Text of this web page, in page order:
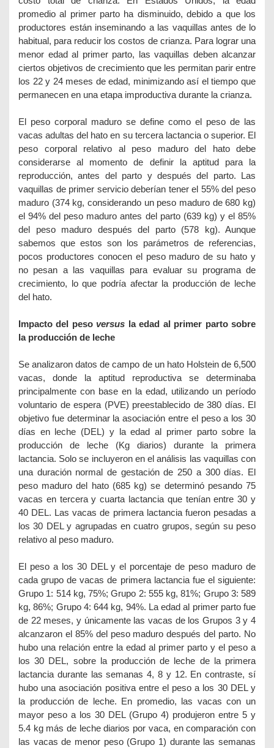
promedio al primer parto ha disminuido, debido a que los
productores están inseminando a las vaquillas antes de lo
habitual, para reducir los costos de crianza. Para lograr una
menor edad al primer parto, las vaquillas deben alcanzar
ciertos objetivos de crecimiento que les permitan parir entre
los 22 y 24 meses de edad, minimizando así el tiempo que
permanecen en una etapa improductiva durante la crianza.
El peso corporal maduro se define como el peso de las
vacas adultas del hato en su tercera lactancia o superior. El
peso corporal relativo al peso maduro del hato debe
considerarse al momento de definir la aptitud para la
reproducción, antes del parto y después del parto. Las
vaquillas de primer servicio deberían tener el 55% del peso
maduro (374 kg, considerando un peso maduro de 680 kg)
el 94% del peso maduro antes del parto (639 kg) y el 85%
del peso maduro después del parto (578 kg). Aunque
sabemos que estos son los parámetros de referencias,
pocos productores conocen el peso maduro de su hato y
no pesan a las vaquillas para evaluar su programa de
crecimiento, lo que podría afectar la producción de leche
del hato.
Impacto del peso versus la edad al primer parto sobre
la producción de leche
Se analizaron datos de campo de un hato Holstein de 6,500
vacas, donde la aptitud reproductiva se determinaba
principalmente con base en la edad, utilizando un período
voluntario de espera (PVE) preestablecido de 380 días. El
objetivo fue determinar la asociación entre el peso a los 30
días en leche (DEL) y la edad al primer parto sobre la
producción de leche (Kg diarios) durante la primera
lactancia. Solo se incluyeron en el análisis las vaquillas con
una duración normal de gestación de 250 a 300 días. El
peso maduro del hato (685 kg) se determinó pesando 75
vacas en tercera y cuarta lactancia que tenían entre 30 y
40 DEL. Las vacas de primera lactancia fueron pesadas a
los 30 DEL y agrupadas en cuatro grupos, según su peso
relativo al peso maduro.
El peso a los 30 DEL y el porcentaje de peso maduro de
cada grupo de vacas de primera lactancia fue el siguiente:
Grupo 1: 514 kg, 75%; Grupo 2: 555 kg, 81%; Grupo 3: 589
kg, 86%; Grupo 4: 644 kg, 94%. La edad al primer parto fue
de 22 meses, y únicamente las vacas de los Grupos 3 y 4
alcanzaron el 85% del peso maduro después del parto. No
hubo una relación entre la edad al primer parto y el peso a
los 30 DEL, sobre la producción de leche de la primera
lactancia durante las semanas 4, 8 y 12. En contraste, sí
hubo una asociación positiva entre el peso a los 30 DEL y
la producción de leche. En promedio, las vacas con un
mayor peso a los 30 DEL (Grupo 4) produjeron entre 5 y
5.4 kg más de leche diarios por vaca, en comparación con
las vacas de menor peso (Grupo 1) durante las semanas